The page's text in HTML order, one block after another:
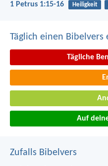
1 Petrus 1:15-16 Heiligkeit
Täglich einen Bibelvers
Tägliche
Auf
Zufalls Bibelvers